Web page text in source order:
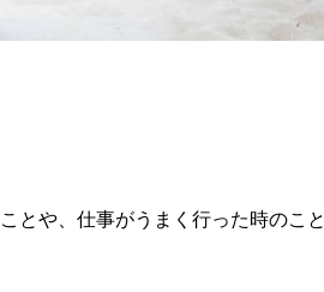
とや、仕事がうまく行った時のこと